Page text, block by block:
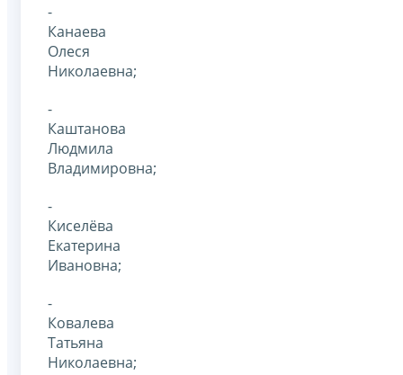
-
Канаева
Олеся
Николаевна;
-
Каштанова
Людмила
Владимировна;
-
Киселёва
Екатерина
Ивановна;
-
Ковалева
Татьяна
Николаевна;